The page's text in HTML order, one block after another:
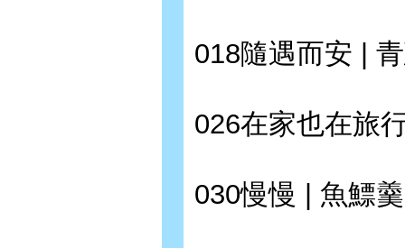
018隨遇而安 |
026在家也在旅
030慢慢 | 魚鰾羹